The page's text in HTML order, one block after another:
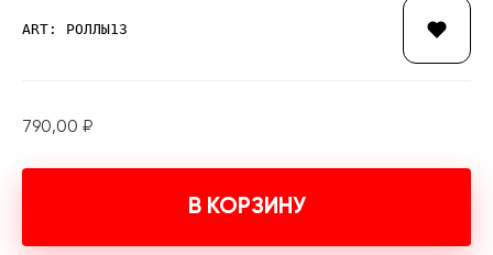
ART: РОЛЛЫ13
790,00 ₽
В КОРЗИНУ